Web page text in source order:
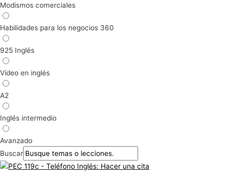
Modismos comerciales
Habilidades para los negocios 360
925 Inglés
Vídeo en inglés
A2
Inglés intermedio
Avanzado
Buscar